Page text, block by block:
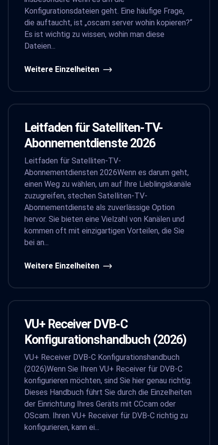
Konfigurationsdateien geht. Eine häufige Frage,
die auftaucht, ist „oscam server wohin kopieren?“
Es ist wichtig zu wissen, wohin man diese
Dateien...
Weitere Einzelheiten
Leitfaden für Satelliten-TV-
Abonnementdienste 2026
Leitfaden für Satelliten-TV-
Abonnementdiensten 2026Wenn es darum geht,
einen Weg zu wählen, um auf Ihre Lieblingskanäle
zuzugreifen, stechen Satelliten-TV-
Abonnementdienste als zuverlässige Option
hervor. Sie bieten eine Vielzahl von Kanälen und
kommen oft mit einzigartigen Vorteilen, die Sie
bei an...
Weitere Einzelheiten
VU+ Receiver DVB-C
Konfigurationshandbuch (2026)
VU+ Receiver DVB-C Konfigurationshandbuch
(2026)Wenn Sie Ihren VU+ Receiver für DVB-C
konfigurieren möchten, sind Sie hier genau richtig.
Dieses Handbuch führt Sie durch die Einzelheiten
der Einrichtung Ihres Geräts mit CCcam oder
OScam. Ihren VU+ Receiver für DVB-C richtig zu
konfigurieren, kann ei...